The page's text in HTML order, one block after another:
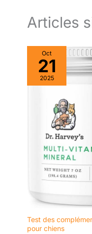
Articles
Oct
21
2025
Test des
pour chiens